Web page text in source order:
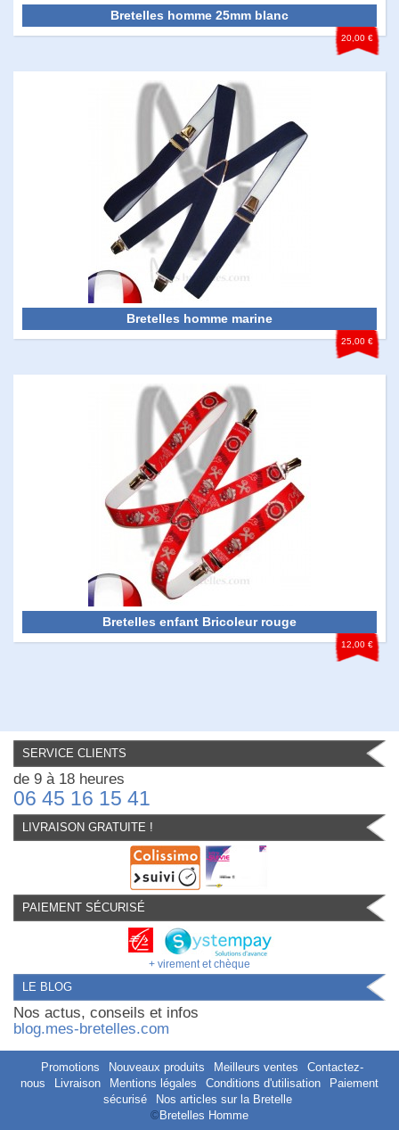
Bretelles homme 25mm blanc
20,00 €
Bretelles homme marine
25,00 €
Bretelles enfant Bricoleur rouge
12,00 €
SERVICE CLIENTS
de 9 à 18 heures
06 45 16 15 41
LIVRAISON GRATUITE !
PAIEMENT SÉCURISÉ
+ virement et chèque
LE BLOG
Nos actus, conseils et infos
blog.mes-bretelles.com
Promotions Nouveaux produits Meilleurs ventes
Contactez-
nous
Livraison Mentions légales Conditions d'utilisation
Paiement
sécurisé
Nos articles sur la Bretelle
©Bretelles Homme